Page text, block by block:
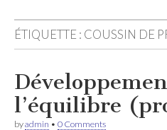
ÉTIQUETTE : COUSSIN DE
l’équilibre
byadmin • 0 Comments